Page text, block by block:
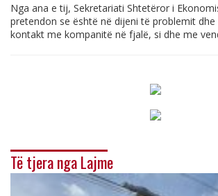
Nga ana e tij, Sekretariati Shtetëror i
pretendon se është në dijeni të problemit dhe
kontakt me kompanitë në fjalë, si dhe me
Të tjera nga Lajme